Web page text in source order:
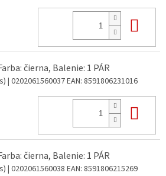
čierna, Balenie: 1 PÁR
| 0202061560037EAN: 8591806231016
čierna, Balenie: 1 PÁR
| 0202061560038 EAN: 8591806215269